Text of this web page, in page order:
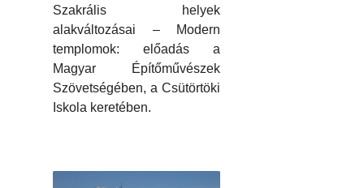
Szakrális helyek
alakváltozásai – Modern
templomok: előadás a
Magyar Építőművészek
Szövetségében, a Csütörtöki
Iskola keretében.